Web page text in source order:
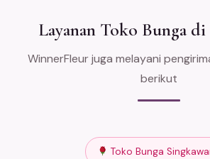
Layanan Toko Bunga
WinnerFleur juga melayani
berikut
Toko Bunga